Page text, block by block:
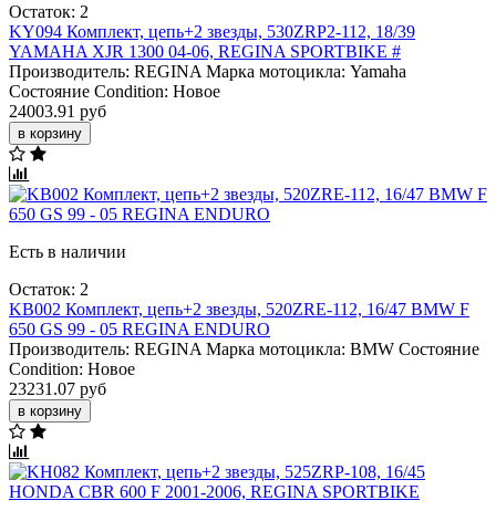
Остаток: 2
KY094 Комплект, цепь+2 звезды, 530ZRP2-112, 18/39
YAMAHA XJR 1300 04-06, REGINA SPORTBIKE #
Производитель: REGINA Марка мотоцикла: Yamaha
Состояние Condition: Новое
24003.91 руб
в корзину
Есть в наличии
Остаток: 2
KB002 Комплект, цепь+2 звезды, 520ZRE-112, 16/47 BMW F
650 GS 99 - 05 REGINA ENDURO
Производитель: REGINA Марка мотоцикла: BMW Состояние
Condition: Новое
23231.07 руб
в корзину